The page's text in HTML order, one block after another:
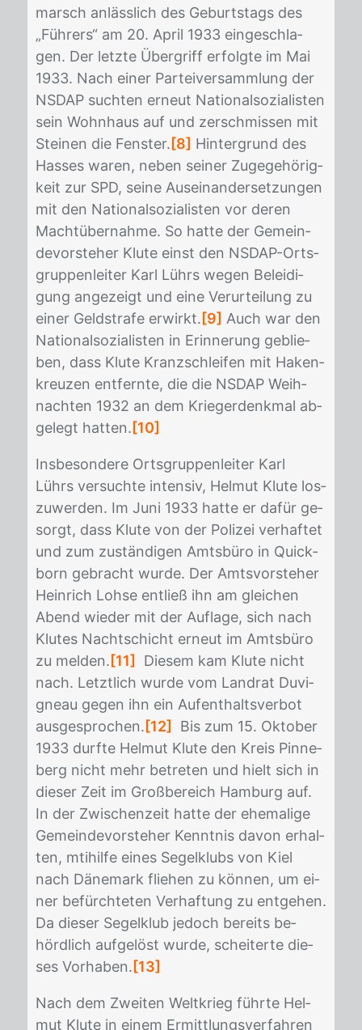
marsch an­läss­lich des Ge­burts­tags des
„Füh­rers“ am 20. April 1933 ein­ge­schla­
gen. Der letz­te Überg­riff er­folg­te im Mai
1933. Nach ei­ner Par­tei­ver­samm­lung der
NS­DAP such­ten er­neut Na­tio­nal­so­zia­lis­ten
sein Wohn­haus auf und zer­schmis­sen mit
Stei­nen die Fens­ter. [8] Hin­ter­grund des
Has­ses wa­ren, ne­ben sei­ner Zu­ge­ge­hö­rig­
keit zur SPD, sei­ne Aus­ein­an­der­set­zun­gen
mit den Na­tio­nal­so­zia­lis­ten vor de­ren
Macht­über­nah­me. So hat­te der Ge­mein­
de­vor­ste­her Klu­te einst den NS­DAP-Orts­
grup­pen­lei­ter Karl Lührs we­gen Be­lei­di­
gung an­ge­zeigt und eine Ver­ur­tei­lung zu
ei­ner Geld­stra­fe er­wirkt. [9] Auch war den
Na­tio­nal­so­zia­lis­ten in Er­in­ne­rung ge­blie­
ben, dass Klu­te Kranz­schlei­fen mit Ha­ken­
kreu­zen ent­fern­te, die die NS­DAP Weih­
nach­ten 1932 an dem Krie­ger­denk­mal ab­
ge­legt hat­ten. [10]
Ins­be­son­de­re Orts­grup­pen­lei­ter Karl
Lührs ver­such­te in­ten­siv, Hel­mut Klu­te los­
zu­wer­den. Im Juni 1933 hat­te er da­für ge­
sorgt, dass Klu­te von der Po­li­zei ver­haf­tet
und zum zu­stän­di­gen Amts­bü­ro in Quick­
born ge­bracht wur­de. Der Amts­vor­ste­her
Hein­rich Loh­se ent­ließ ihn am glei­chen
Abend wie­der mit der Auf­la­ge, sich nach
Klu­tes Nacht­schicht er­neut im Amts­bü­ro
zu mel­den. [11]
Die­sem kam Klu­te nicht
nach. Letzt­lich wur­de vom Land­rat Du­vi­
gneau ge­gen ihn ein Auf­ent­halts­ver­bot
aus­ge­spro­chen. [12]
Bis zum 15. Ok­to­ber
1933 durf­te Hel­mut Klu­te den Kreis Pin­ne­
berg nicht mehr be­tre­ten und hielt sich in
die­ser Zeit im Groß­be­reich Ham­burg auf.
In der Zwi­schen­zeit hat­te der ehe­ma­li­ge
Ge­mein­de­vor­ste­her Kennt­nis da­von er­hal­
ten, mti­hil­fe ei­nes Se­gel­klubs von Kiel
nach Dä­ne­mark flie­hen zu kön­nen, um ei­
ner be­fürch­te­ten Ver­haf­tung zu ent­ge­hen.
Da die­ser Se­gel­klub je­doch be­reits be­
hörd­lich auf­ge­löst wur­de, schei­ter­te die­
ses Vor­ha­ben. [13]
Nach dem Zwei­ten Welt­krieg führ­te Hel­
mut Klu­te in ei­nem Er­mitt­lungs­ver­fah­ren